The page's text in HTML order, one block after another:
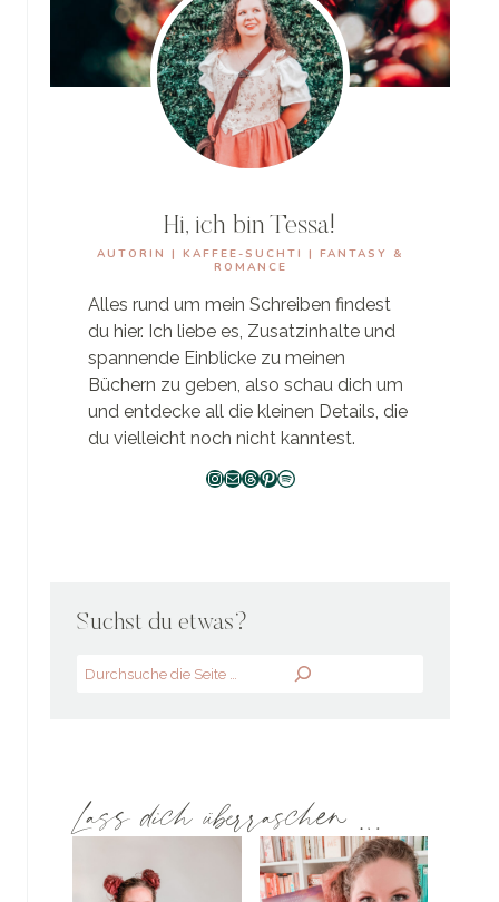
Hi, ich bin Tessa!
AUTORIN | KAFFEE-SUCHTI | FANTASY &
ROMANCE
Alles rund um mein Schreiben findest
du hier. Ich liebe es, Zusatzinhalte und
spannende Einblicke zu meinen
Büchern zu geben, also schau dich um
und entdecke all die kleinen Details, die
du vielleicht noch nicht kanntest.
Instagram
E-MailThreads
Pinterest
Spotify
Suchst du etwas?
Search
Lass dich überraschen …